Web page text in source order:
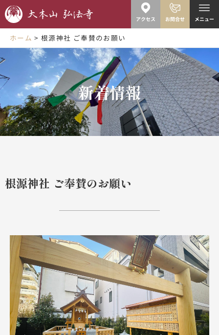
容
ッ
プ
アクセス お問合せ メニュー
ホーム 根源神社 ご奉賛のお願い
新着情報
根源神社 ご奉賛のお願い